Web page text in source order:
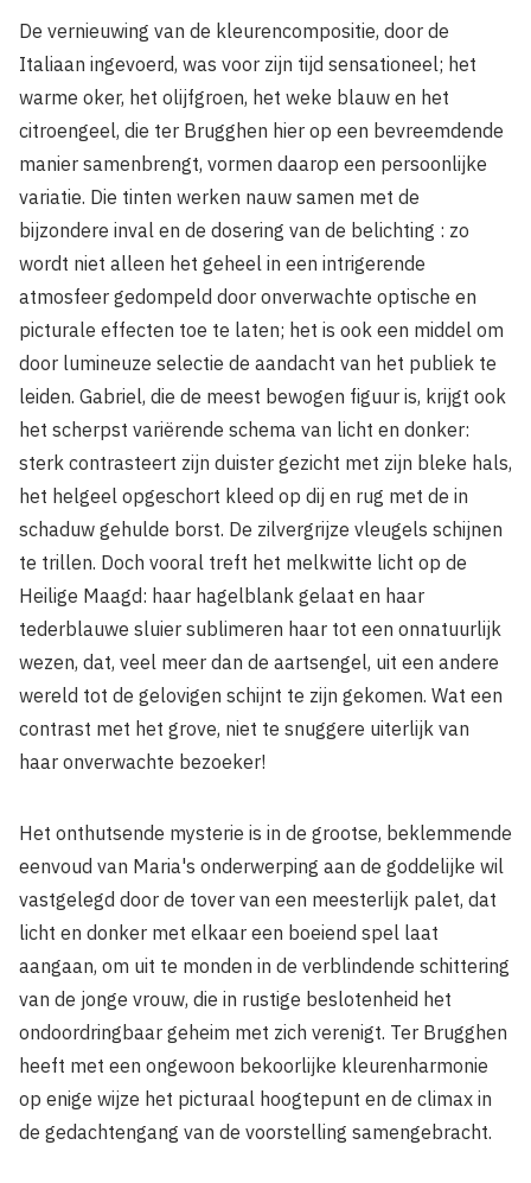
De vernieuwing van de kleurencompositie, door de
Italiaan ingevoerd, was voor zijn tijd sensationeel; het
warme oker, het olijfgroen, het weke blauw en het
citroengeel, die ter Brugghen hier op een bevreemdende
manier samenbrengt, vormen daarop een persoonlijke
variatie. Die tinten werken nauw samen met de
bijzondere inval en de dosering van de belichting : zo
wordt niet alleen het geheel in een intrigerende
atmosfeer gedompeld door onverwachte optische en
picturale effecten toe te laten; het is ook een middel om
door lumineuze selectie de aandacht van het publiek te
leiden. Gabriel, die de meest bewogen figuur is, krijgt ook
het scherpst variërende schema van licht en donker:
sterk contrasteert zijn duister gezicht met zijn bleke hals,
het helgeel opgeschort kleed op dij en rug met de in
schaduw gehulde borst. De zilvergrijze vleugels schijnen
te trillen. Doch vooral treft het melkwitte licht op de
Heilige Maagd: haar hagelblank gelaat en haar
tederblauwe sluier sublimeren haar tot een onnatuurlijk
wezen, dat, veel meer dan de aartsengel, uit een andere
wereld tot de gelovigen schijnt te zijn gekomen. Wat een
contrast met het grove, niet te snuggere uiterlijk van
haar onverwachte bezoeker!
Het onthutsende mysterie is in de grootse, beklemmende
eenvoud van Maria's onderwerping aan de goddelijke wil
vastgelegd door de tover van een meesterlijk palet, dat
licht en donker met elkaar een boeiend spel laat
aangaan, om uit te monden in de verblindende schittering
van de jonge vrouw, die in rustige beslotenheid het
ondoordringbaar geheim met zich verenigt. Ter Brugghen
heeft met een ongewoon bekoorlijke kleurenharmonie
op enige wijze het picturaal hoogtepunt en de climax in
de gedachtengang van de voorstelling samengebracht.